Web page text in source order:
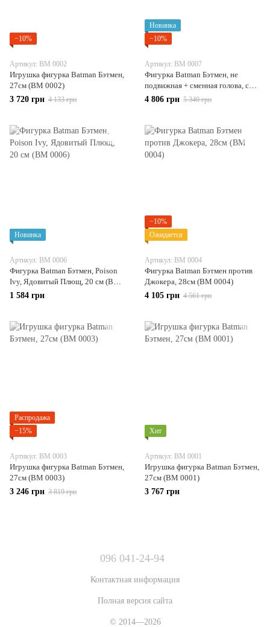
−10%
Артикул: BM 0002
Игрушка фигурка Batman Бэтмен,
27см (BM 0002)
3 720 грн 4 133 грн
Новинка
−10%
Артикул: BM 0007
Фигурка Batman Бэтмен, не
подвижная + сменная голова, с
подсветкой, 44см (BM 0007)
4 806 грн 5 340 грн
Новинка
Артикул: BM 0006
Фигурка Batman Бэтмен, Poison
Ivy, Ядовитый Плющ, 20 см (BM
0006)
1 584 грн
−10%
Ожидается
Артикул: BM 0004
Фигурка Batman Бэтмен против
Джокера, 28см (BM 0004)
4 105 грн 4 561 грн
Распродажа
−15%
Артикул: BM 0003
Игрушка фигурка Batman Бэтмен,
27см (BM 0003)
3 246 грн 3 819 грн
Хит
Артикул: BM 0001
Игрушка фигурка Batman Бэтмен,
27см (BM 0001)
3 767 грн
096 041-24-94
Контактная информация
Полная версия сайта
© 2014—2026